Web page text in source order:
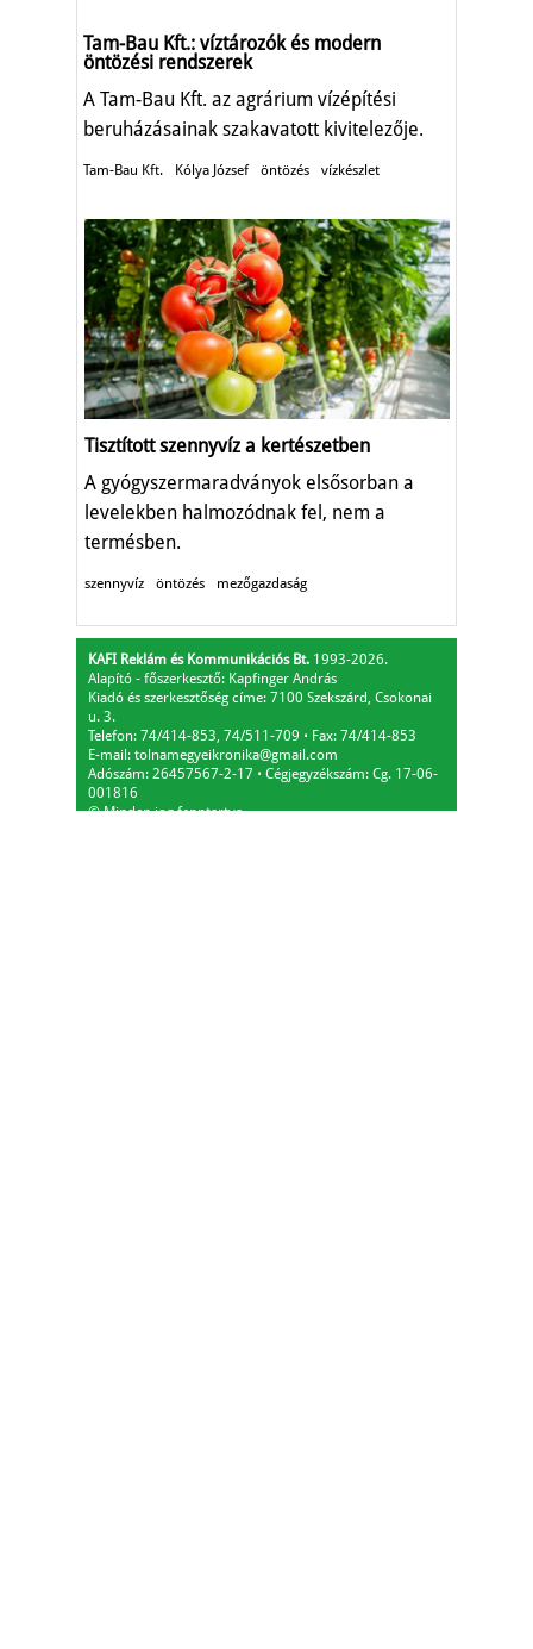
Tam-Bau Kft.: víztározók és modern
öntözési rendszerek
A Tam-Bau Kft. az agrárium vízépítési
beruházásainak szakavatott kivitelezője.
Tam-Bau Kft. Kólya József öntözés vízkészlet
Tisztított szennyvíz a kertészetben
A gyógyszermaradványok elsősorban a
levelekben halmozódnak fel, nem a
termésben.
szennyvíz öntözés mezőgazdaság
KAFI Reklám és Kommunikációs Bt. 1993-2026.
Alapító - főszerkesztő: Kapfinger András
Kiadó és szerkesztőség címe: 7100 Szekszárd, Csokonai
u. 3.
Telefon: 74/414-853, 74/511-709 ⋅ Fax: 74/414-853
E-mail: tolnamegyeikronika@gmail.com
Adószám: 26457567-2-17 ⋅ Cégjegyzékszám: Cg. 17-06-
001816
© Minden jog fenntartva.